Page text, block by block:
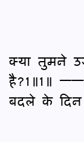
क्या तुमने
है?1॥1॥
बदले के दिन